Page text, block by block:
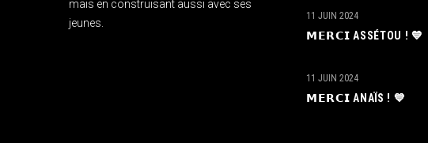
mais en construisant aussi avec ses
jeunes.
𝗠𝗘𝗥𝗖𝗜 ASSÉTOU ! 💙
11 JUIN 2024
𝗠𝗘𝗥𝗖𝗜 ANAÏS ! 💙
11 JUIN 2024